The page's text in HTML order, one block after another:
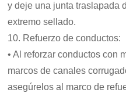
y deje una junta traslapada
extremo sellado.
10. Refuerzo de conductos:
• Al reforzar conductos con
marcos de canales
asegúrelos al marco de